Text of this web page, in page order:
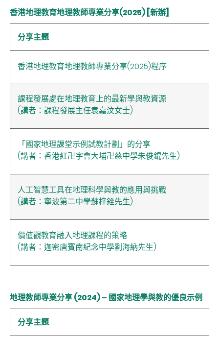
香港地理教育地理教師專業分享(2025) [新辦]
分享主題
香港地理教育地理教師專業分享(2025)程序
課程發展處在地理教育上的最新學與教資源
(講者：課程發展主任袁嘉汶女士)
「國家地理課堂示例試教計劃」的分享
(講者：香港紅卍字會大埔卍慈中學朱俊錕先生)
人工智慧工具在地理科學與教的應用與挑戰
(講者：寧波第二中學蘇梓銓先生)
價值觀教育融入地理課程的策略
(講者：迦密唐賓南紀念中學劉海納先生)
地理教師專業分享 (2024) – 國家地理學與教的優良示例
分享主題